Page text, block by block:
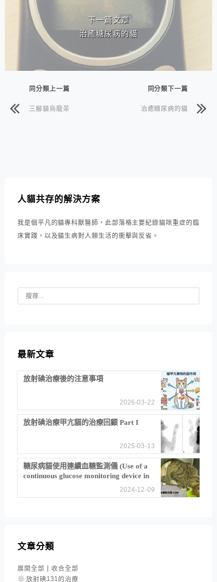
下一篇文章
治癒糖尿病的貓
同分類上一篇
三腳貓烏龍茶
同分類下一篇
治癒糖尿病的貓
人貓共存的解決方案
我是個平凡的貓專科獸醫師，此部落格主要紀錄貓咪重症的臨
床實踐，以及貓生病對人類生活的衝擊與反省。
最新文章
放射碘治療後的注意事項
2026-03-22
放射碘治療甲亢貓的治療回顧 Part I
2025-03-13
糖尿病貓使用連續血糖監測儀 (Use of a
continuous glucose monitoring device in
2024-12-09
文章分類
展開全部
收合全部
放射碘131的治療